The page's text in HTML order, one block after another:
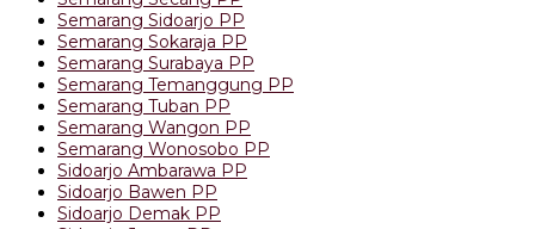
Semarang Sidoarjo PP
Semarang Sokaraja PP
Semarang Surabaya PP
Semarang Temanggung PP
Semarang Tuban PP
Semarang Wangon PP
Semarang Wonosobo PP
Sidoarjo Ambarawa PP
Sidoarjo Bawen PP
Sidoarjo Demak PP